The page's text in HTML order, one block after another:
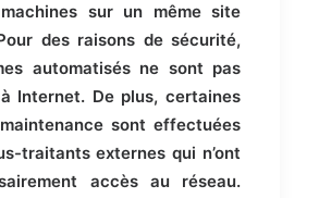
sur un même site
des raisons de sécurité,
automatisés ne sont pas
Internet. De plus, certaines
sont effectuées
traitants externes qui n’ont
accès au réseau.